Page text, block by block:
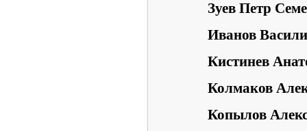
Зуев Петр
Иванов
Кистинев
Колмаков
Копылов